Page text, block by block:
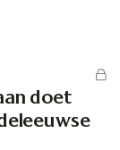
doet